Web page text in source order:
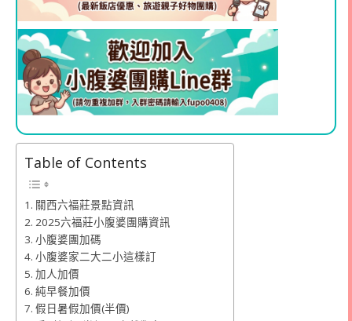
Table of Contents
關西六福莊景點資訊
2025六福莊小腹婆團購資訊
小腹婆團加碼
小腹婆家二大二小這樣訂
加人加價
純早餐加價
假日暑假加價(半價)